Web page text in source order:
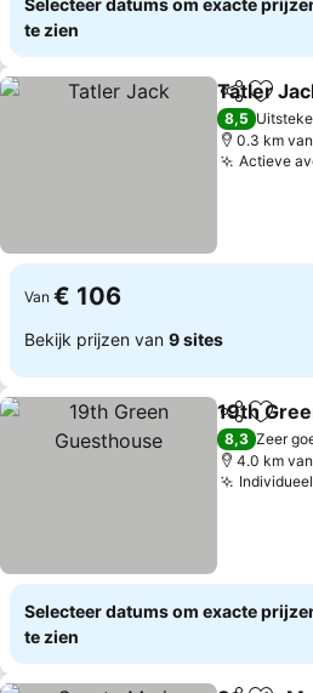
Selecteer datums om exacte
te zien
Delen
Tatler
8,5
0.3 km
Actieve
Van € 106
Bekijk prijzen van 9 sites
Delen
19th
8,3 Zeer
4.0 km
Selecteer datums om exacte
te zien